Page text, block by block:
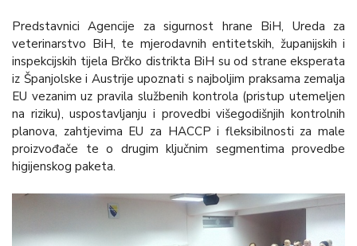
Predstavnici Agencije za sigurnost hrane BiH, Ureda za
veterinarstvo BiH, te mjerodavnih entitetskih, županijskih i
inspekcijskih tijela Brčko distrikta BiH su od strane eksperata
iz Španjolske i Austrije upoznati s najboljim praksama zemalja
EU vezanim uz pravila službenih kontrola (pristup utemeljen
na riziku), uspostavljanju i provedbi višegodišnjih kontrolnih
planova, zahtjevima EU za HACCP i fleksibilnosti za male
proizvođače te o drugim ključnim segmentima provedbe
higijenskog paketa.